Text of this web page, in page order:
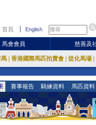
首頁 English
馬會會員 慈善及
馬 香港國際馬匹拍賣會 從化馬場
賽事報告 騎練資料 馬匹資料